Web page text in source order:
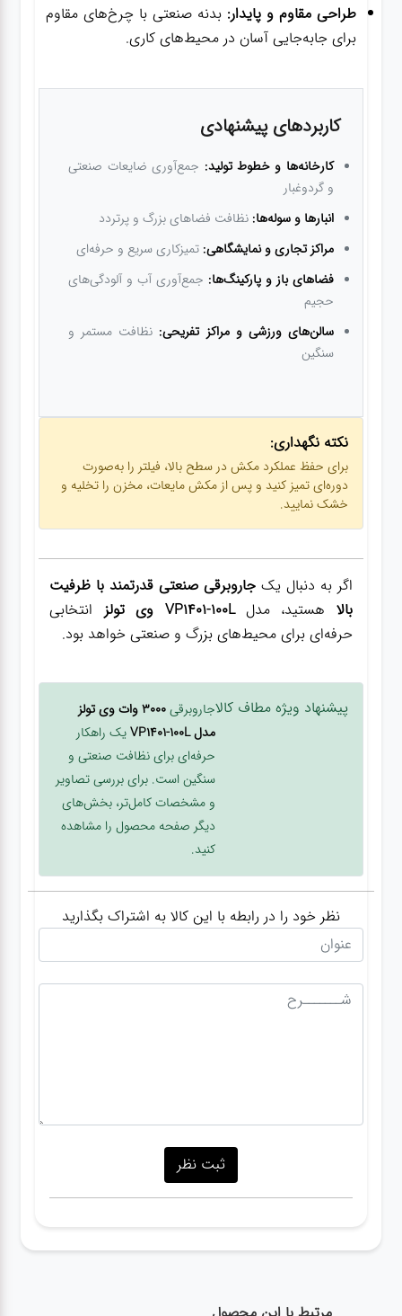
طراحی مقاوم و پایدار: بدنه صنعتی با چرخ‌های مقاوم
برای جابه‌جایی آسان در محیط‌های کاری.
کاربردهای پیشنهادی
کارخانه‌ها و خطوط تولید: جمع‌آوری ضایعات صنعتی
و گردوغبار
انبارها و سوله‌ها: نظافت فضاهای بزرگ و پرتردد
مراکز تجاری و نمایشگاهی: تمیزکاری سریع و حرفه‌ای
فضاهای باز و پارکینگ‌ها: جمع‌آوری آب و آلودگی‌های
حجیم
سالن‌های ورزشی و مراکز تفریحی: نظافت مستمر و
سنگین
نکته نگهداری:
برای حفظ عملکرد مکش در سطح بالا، فیلتر را به‌صورت
دوره‌ای تمیز کنید و پس از مکش مایعات، مخزن را تخلیه و
خشک نمایید.
اگر به دنبال یک جاروبرقی صنعتی قدرتمند با ظرفیت
بالا هستید، مدلVP1401-100L وی تولز
انتخابی
حرفه‌ای برای محیط‌های بزرگ و صنعتی خواهد بود.
پیشنهاد ویژه مطاف کالاجاروبرقی
3000 وات وی تولز
مدل VP1401-100L
یک راهکار
حرفه‌ای برای نظافت صنعتی و
سنگین است. برای بررسی تصاویر
و مشخصات کامل‌تر، بخش‌های
دیگر صفحه محصول را مشاهده
کنید.
نظر خود را در رابطه با این کالا به اشتراک بگذارید